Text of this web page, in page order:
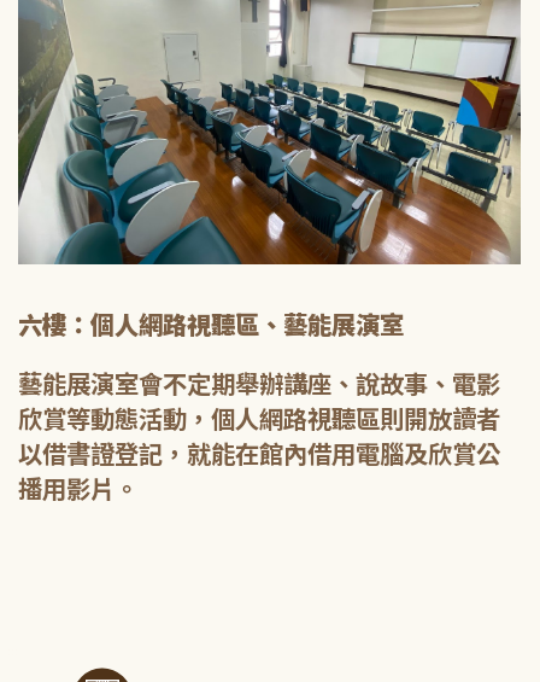
六樓：個人網路視聽區、藝能展演室
藝能展演室會不定期舉辦講座、說故事、電影
欣賞等動態活動，個人網路視聽區則開放讀者
以借書證登記，就能在館內借用電腦及欣賞公
播用影片。